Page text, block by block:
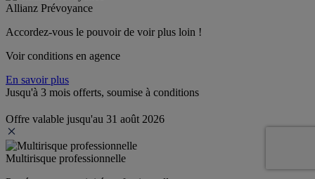
Allianz Prévoyance
Accordez-vous le pouvoir de voir plus loin !
Voir conditions en agence
En savoir plus
Jusqu'à 3 mois offerts, soumise à conditions
Offre valable jusqu'au 31 août 2026
Multirisque professionnelle